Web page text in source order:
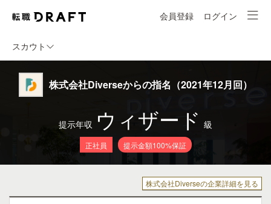
会員登録 ログイン
スカウト
株式会社Diverseからの指名（2021年12月回）
提示年収 ウィザード 級
正社員 提示金額100%保証
株式会社Diverseの企業詳細を見る